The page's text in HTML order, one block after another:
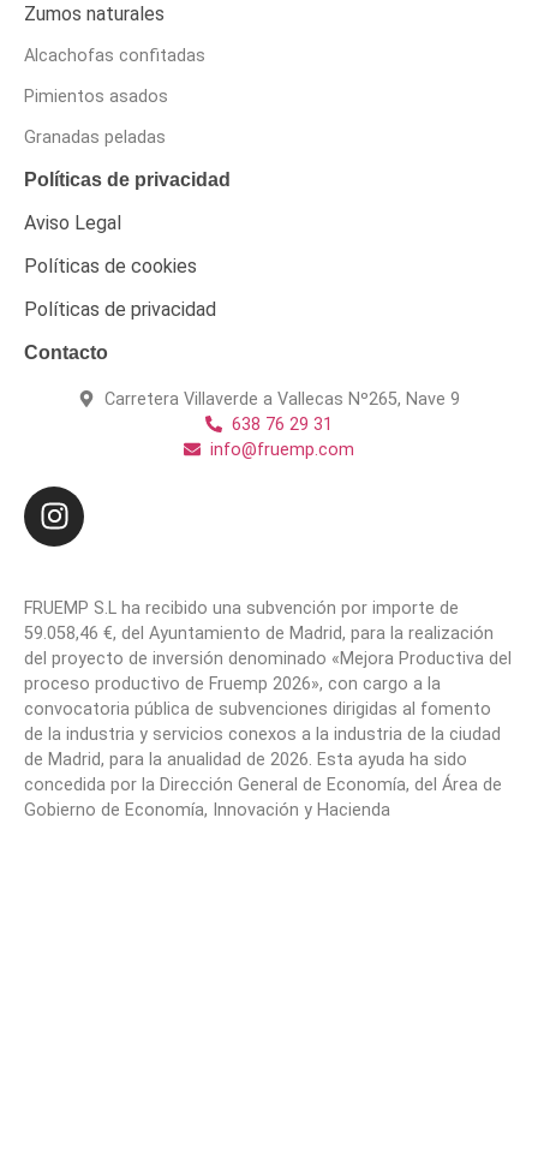
Zumos naturales
Alcachofas confitadas
Pimientos asados
Granadas peladas
Políticas de privacidad
Aviso Legal
Políticas de cookies
Políticas de privacidad
Contacto
Carretera Villaverde a Vallecas Nº265, Nave 9
638 76 29 31
info@fruemp.com
FRUEMP S.L ha recibido una subvención por importe de
59.058,46 €, del Ayuntamiento de Madrid, para la realización
del proyecto de inversión denominado «Mejora Productiva del
proceso productivo de Fruemp 2026», con cargo a la
convocatoria pública de subvenciones dirigidas al fomento
de la industria y servicios conexos a la industria de la ciudad
de Madrid, para la anualidad de 2026. Esta ayuda ha sido
concedida por la Dirección General de Economía, del Área de
Gobierno de Economía, Innovación y Hacienda